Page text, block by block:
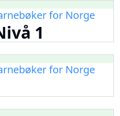
for Norge
1
for Norge